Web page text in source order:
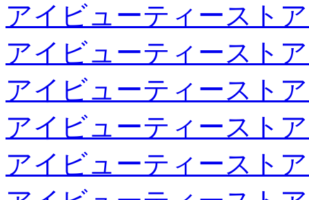
アイビューティースト
アイビューティースト
アイビューティースト
アイビューティースト
アイビューティースト